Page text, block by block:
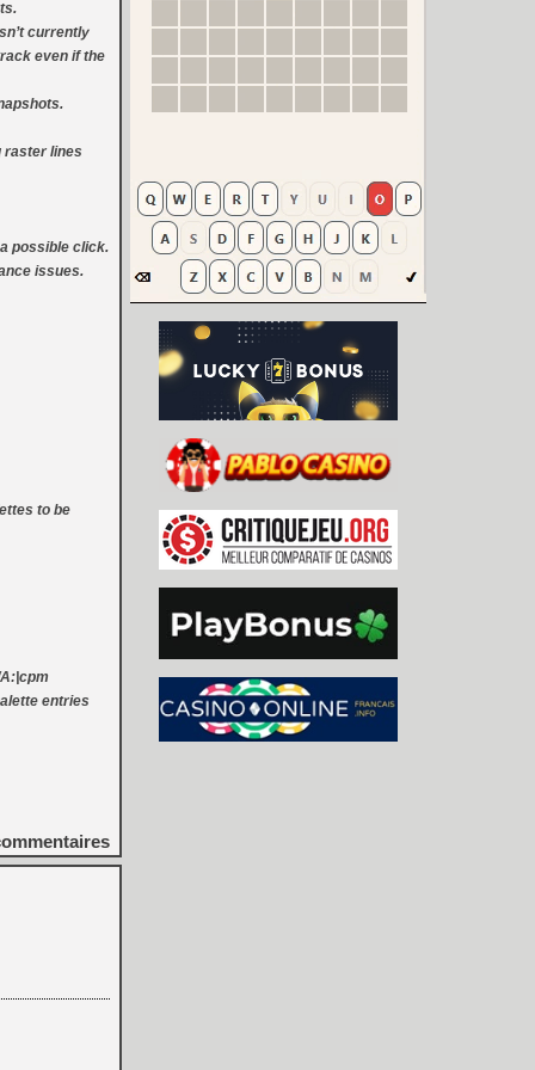
currently
even if the
raster lines
possible click.
issues.
to be
entries